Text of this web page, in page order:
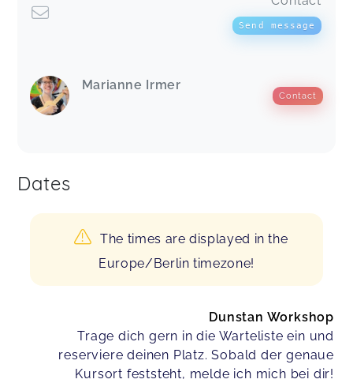
Send message
Marianne Irmer
Contact
Dates
The times are displayed in the
Europe/Berlin timezone!
Dunstan Workshop
Trage dich gern in die Warteliste ein und
reserviere deinen Platz. Sobald der genaue
Kursort feststeht, melde ich mich bei dir!